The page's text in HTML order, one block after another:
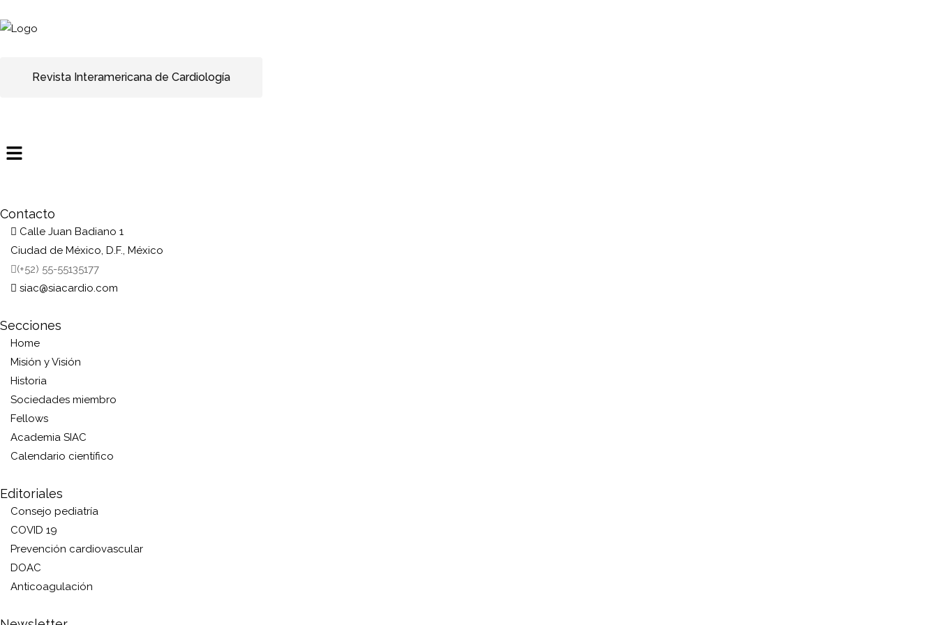
Revista Interamericana de Cardiología
Contacto
Calle Juan Badiano 1
Ciudad de México, D.F., México
(+52) 55-55135177
siac@siacardio.com
Secciones
Home
Misión y Visión
Historia
Sociedades miembro
Fellows
Academia SIAC
Calendario científico
Editoriales
Consejo pediatría
COVID 19
Prevención cardiovascular
DOAC
Anticoagulación